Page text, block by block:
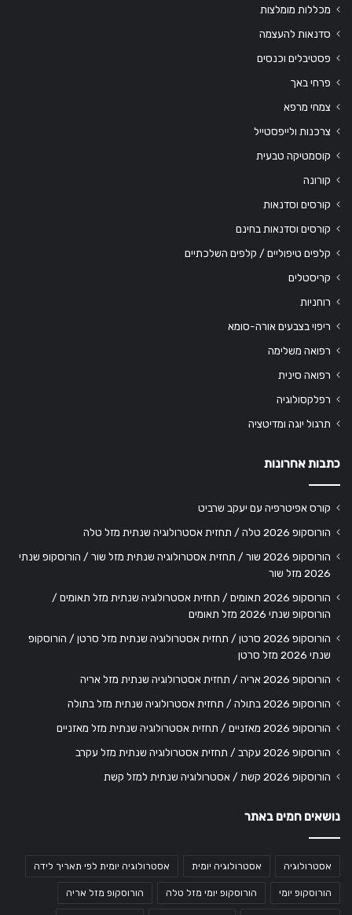
מכללות מומלצות
סדנאות להעצמה
פסטיבלים וכנסים
פרחי באך
צמחי מרפא
צרכנות ולייפסטייל
קוסמטיקה טבעית
קורונה
קורסים וסדנאות
קורסים וסדנאות בחינם
קלפים טיפוליים / קלפים השלכתיים
קריסטלים
רוחניות
ריפוי בצבעים אורה-סומא
רפואה משלימה
רפואה סינית
רפלקסולוגיה
תרגול יוגה ומדיטציה
כתבות אחרונות
קורס אפיטרפיה עם יעקב שרביט
הורוסקופ 2026 טלה / תחזית אסטרולוגיה שנתית מזל טלה
הורוסקופ 2026 שור / תחזית אסטרולוגיה שנתית מזל שור / הורוסקופ שנתי
2026 מזל שור
הורוסקופ 2026 תאומים / תחזית אסטרולוגיה שנתית מזל תאומים /
הורוסקופ שנתי 2026 מזל תאומים
הורוסקופ 2026 סרטן / תחזית אסטרולוגיה שנתית מזל סרטן / הורוסקופ
שנתי 2026 מזל סרטן
הורוסקופ 2026 אריה / תחזית אסטרולוגיה שנתית מזל אריה
הורוסקופ 2026 בתולה / תחזית אסטרולוגיה שנתית מזל בתולה
הורוסקופ 2026 מאזניים / תחזית אסטרולוגיה שנתית מזל מאזניים
הורוסקופ 2026 עקרב / תחזית אסטרולוגיה שנתית מזל עקרב
הורוסקופ 2026 קשת / אסטרולוגיה שנתית למזל קשת
נושאים חמים באתר
אסטרולוגיה אסטרולוגיה יומית אסטרולוגיה יומית לפי תאריך לידה
הורוסקופ יומי הורוסקופ יומי מזל טלה הורוסקופ מזל אריה